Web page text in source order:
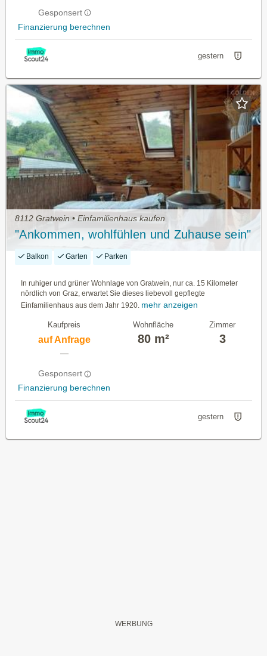
Gesponsert
Finanzierung berechnen
gestern
8112 Gratwein • Einfamilienhaus kaufen
"Ankommen, wohlfühlen und Zuhause sein"
Balkon Garten Parken
In ruhiger und grüner Wohnlage von Gratwein, nur ca. 15 Kilometer
nördlich von Graz, erwartet Sie dieses liebevoll gepflegte
Einfamilienhaus aus dem Jahr 1920. mehr anzeigen
Kaufpreis
auf Anfrage
—
Gesponsert
Finanzierung berechnen
Wohnfläche
80 m²
Zimmer
3
gestern